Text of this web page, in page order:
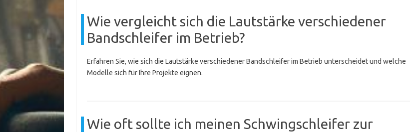
Wie vergleicht sich die Lautstärke verschiedener
Bandschleifer im Betrieb?
Erfahren Sie, wie sich die Lautstärke verschiedener Bandschleifer im Betrieb unterscheidet und welche
Modelle sich für Ihre Projekte eignen.
Wie oft sollte ich meinen Schwingschleifer zur